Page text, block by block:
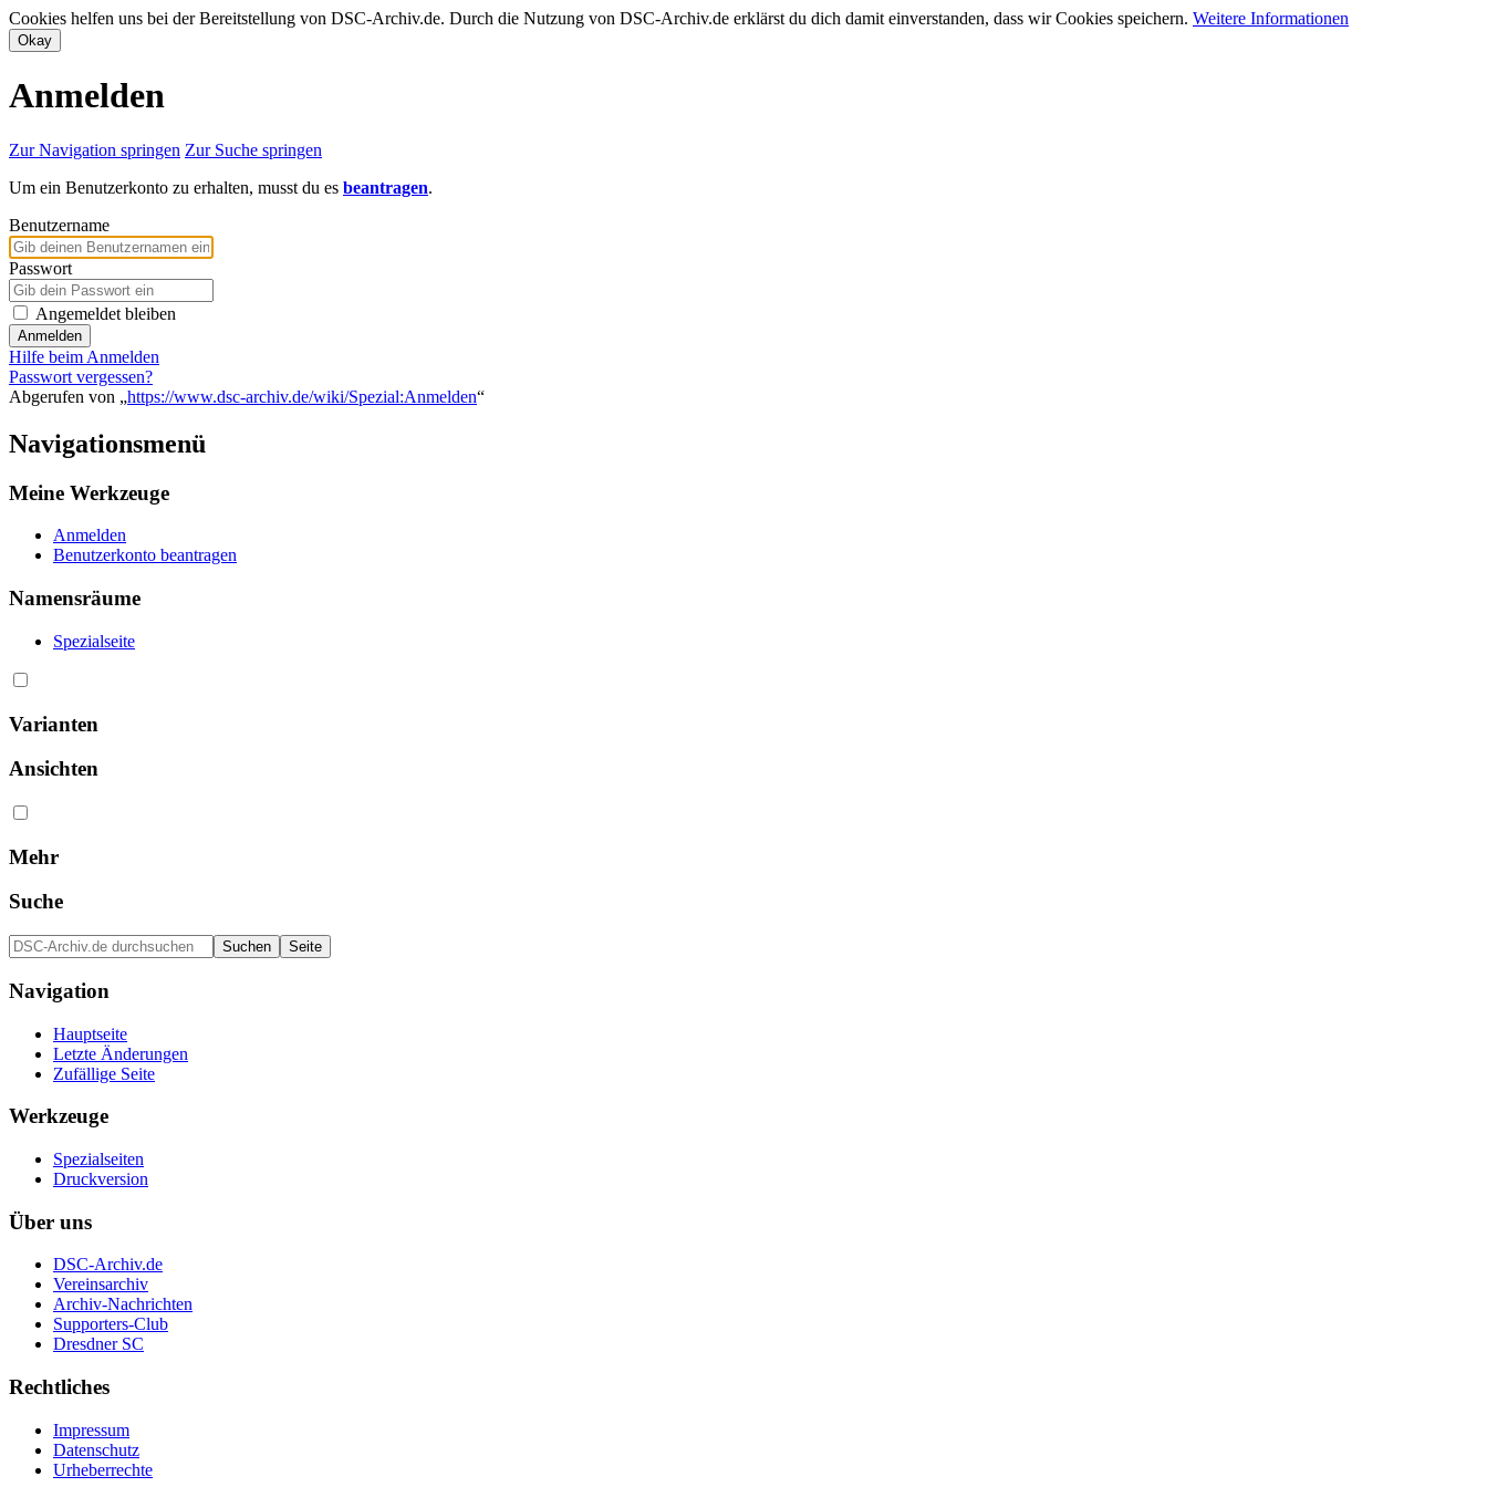
Cookies helfen uns bei der Bereitstellung von DSC-Archiv.de. Durch die Nutzung von DSC-Archiv.de erklärst du dich damit einverstanden, dass wir Cookies speichern. Weitere Informationen
Anmelden
Zur Navigation springen Zur Suche springen
Um ein Benutzerkonto zu erhalten, musst du es beantragen.
Benutzername
Passwort
Angemeldet bleiben
Anmelden
Hilfe beim Anmelden
Passwort vergessen?
Abgerufen von „https://www.dsc-archiv.de/wiki/Spezial:Anmelden“
Navigationsmenü
Meine Werkzeuge
Anmelden
Benutzerkonto beantragen
Namensräume
Spezialseite
Varianten
Ansichten
Mehr
Suche
Navigation
Hauptseite
Letzte Änderungen
Zufällige Seite
Werkzeuge
Spezialseiten
Druckversion
Über uns
DSC-Archiv.de
Vereinsarchiv
Archiv-Nachrichten
Supporters-Club
Dresdner SC
Rechtliches
Impressum
Datenschutz
Urheberrechte